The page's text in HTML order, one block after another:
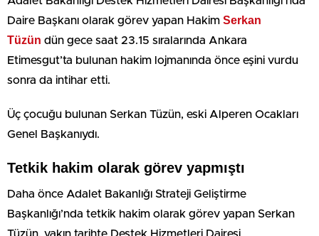
Daire Başkanı olarak görev yapan Hakim Serkan
Tüzün dün gece saat 23.15 sıralarında Ankara
Etimesgut’ta bulunan hakim lojmanında önce eşini vurdu
sonra da intihar etti.
Üç çocuğu bulunan Serkan Tüzün, eski Alperen Ocakları
Genel Başkanıydı.
Tetkik hakim olarak görev yapmıştı
Daha önce Adalet Bakanlığı Strateji Geliştirme
Başkanlığı’nda tetkik hakim olarak görev yapan Serkan